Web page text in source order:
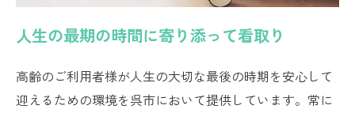
人生の最期の時間に寄り添って看取り
高齢のご利用者様が人生の大切な最後の時期を安心して
迎えるための環境を呉市において提供しています。常に